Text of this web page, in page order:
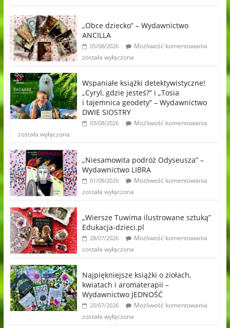
„Obce dziecko” – Wydawnictwo
ANCILLA
05/08/2026
Możliwość komentowania
została wyłączona
Wspaniałe książki detektywistyczne!
„Cyryl, gdzie jesteś?” i „Tosia
i tajemnica geodety” – Wydawnictwo
DWIE SIOSTRY
03/08/2026
Możliwość komentowania
została wyłączona
„Niesamowita podróż Odyseusza” –
Wydawnictwo LIBRA
01/08/2026
Możliwość komentowania
została wyłączona
„Wiersze Tuwima ilustrowane sztuką”
Edukacja-dzieci.pl
28/07/2026
Możliwość komentowania
została wyłączona
Najpiękniejsze książki o ziołach,
kwiatach i aromaterapii –
Wydawnictwo JEDNOŚĆ
20/07/2026
Możliwość komentowania
została wyłączona